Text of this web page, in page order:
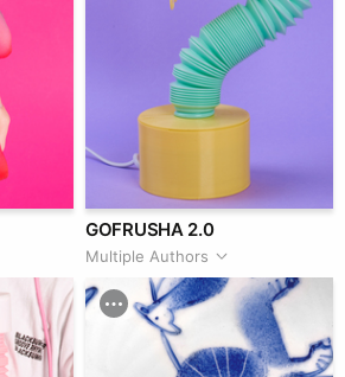
GOFRUSHA 2.0
Multiple Authors